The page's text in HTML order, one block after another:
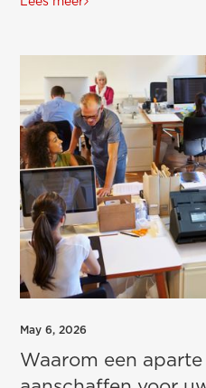
May 6, 2026
Waarom een